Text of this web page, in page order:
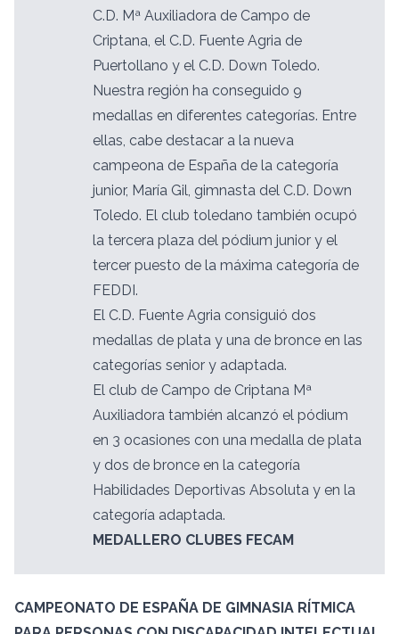
C.D. Mª Auxiliadora de Campo de
Criptana, el C.D. Fuente Agria de
Puertollano y el C.D. Down Toledo.
Nuestra región ha conseguido 9
medallas en diferentes categorías. Entre
ellas, cabe destacar a la nueva
campeona de España de la categoría
junior, María Gil, gimnasta del C.D. Down
Toledo. El club toledano también ocupó
la tercera plaza del pódium junior y el
tercer puesto de la máxima categoría de
FEDDI.
El C.D. Fuente Agria consiguió dos
medallas de plata y una de bronce en las
categorías senior y adaptada.
El club de Campo de Criptana Mª
Auxiliadora también alcanzó el pódium
en 3 ocasiones con una medalla de plata
y dos de bronce en la categoría
Habilidades Deportivas Absoluta y en la
categoría adaptada.
MEDALLERO CLUBES FECAM
CAMPEONATO DE ESPAÑA DE GIMNASIA RÍTMICA